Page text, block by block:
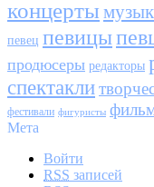
концерты
певец певицы
продюсеры редакторы
спектакли
фестивали фигуристы
Мета
Войти
RSS записей